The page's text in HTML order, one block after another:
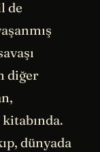
de
diğer
dünyada